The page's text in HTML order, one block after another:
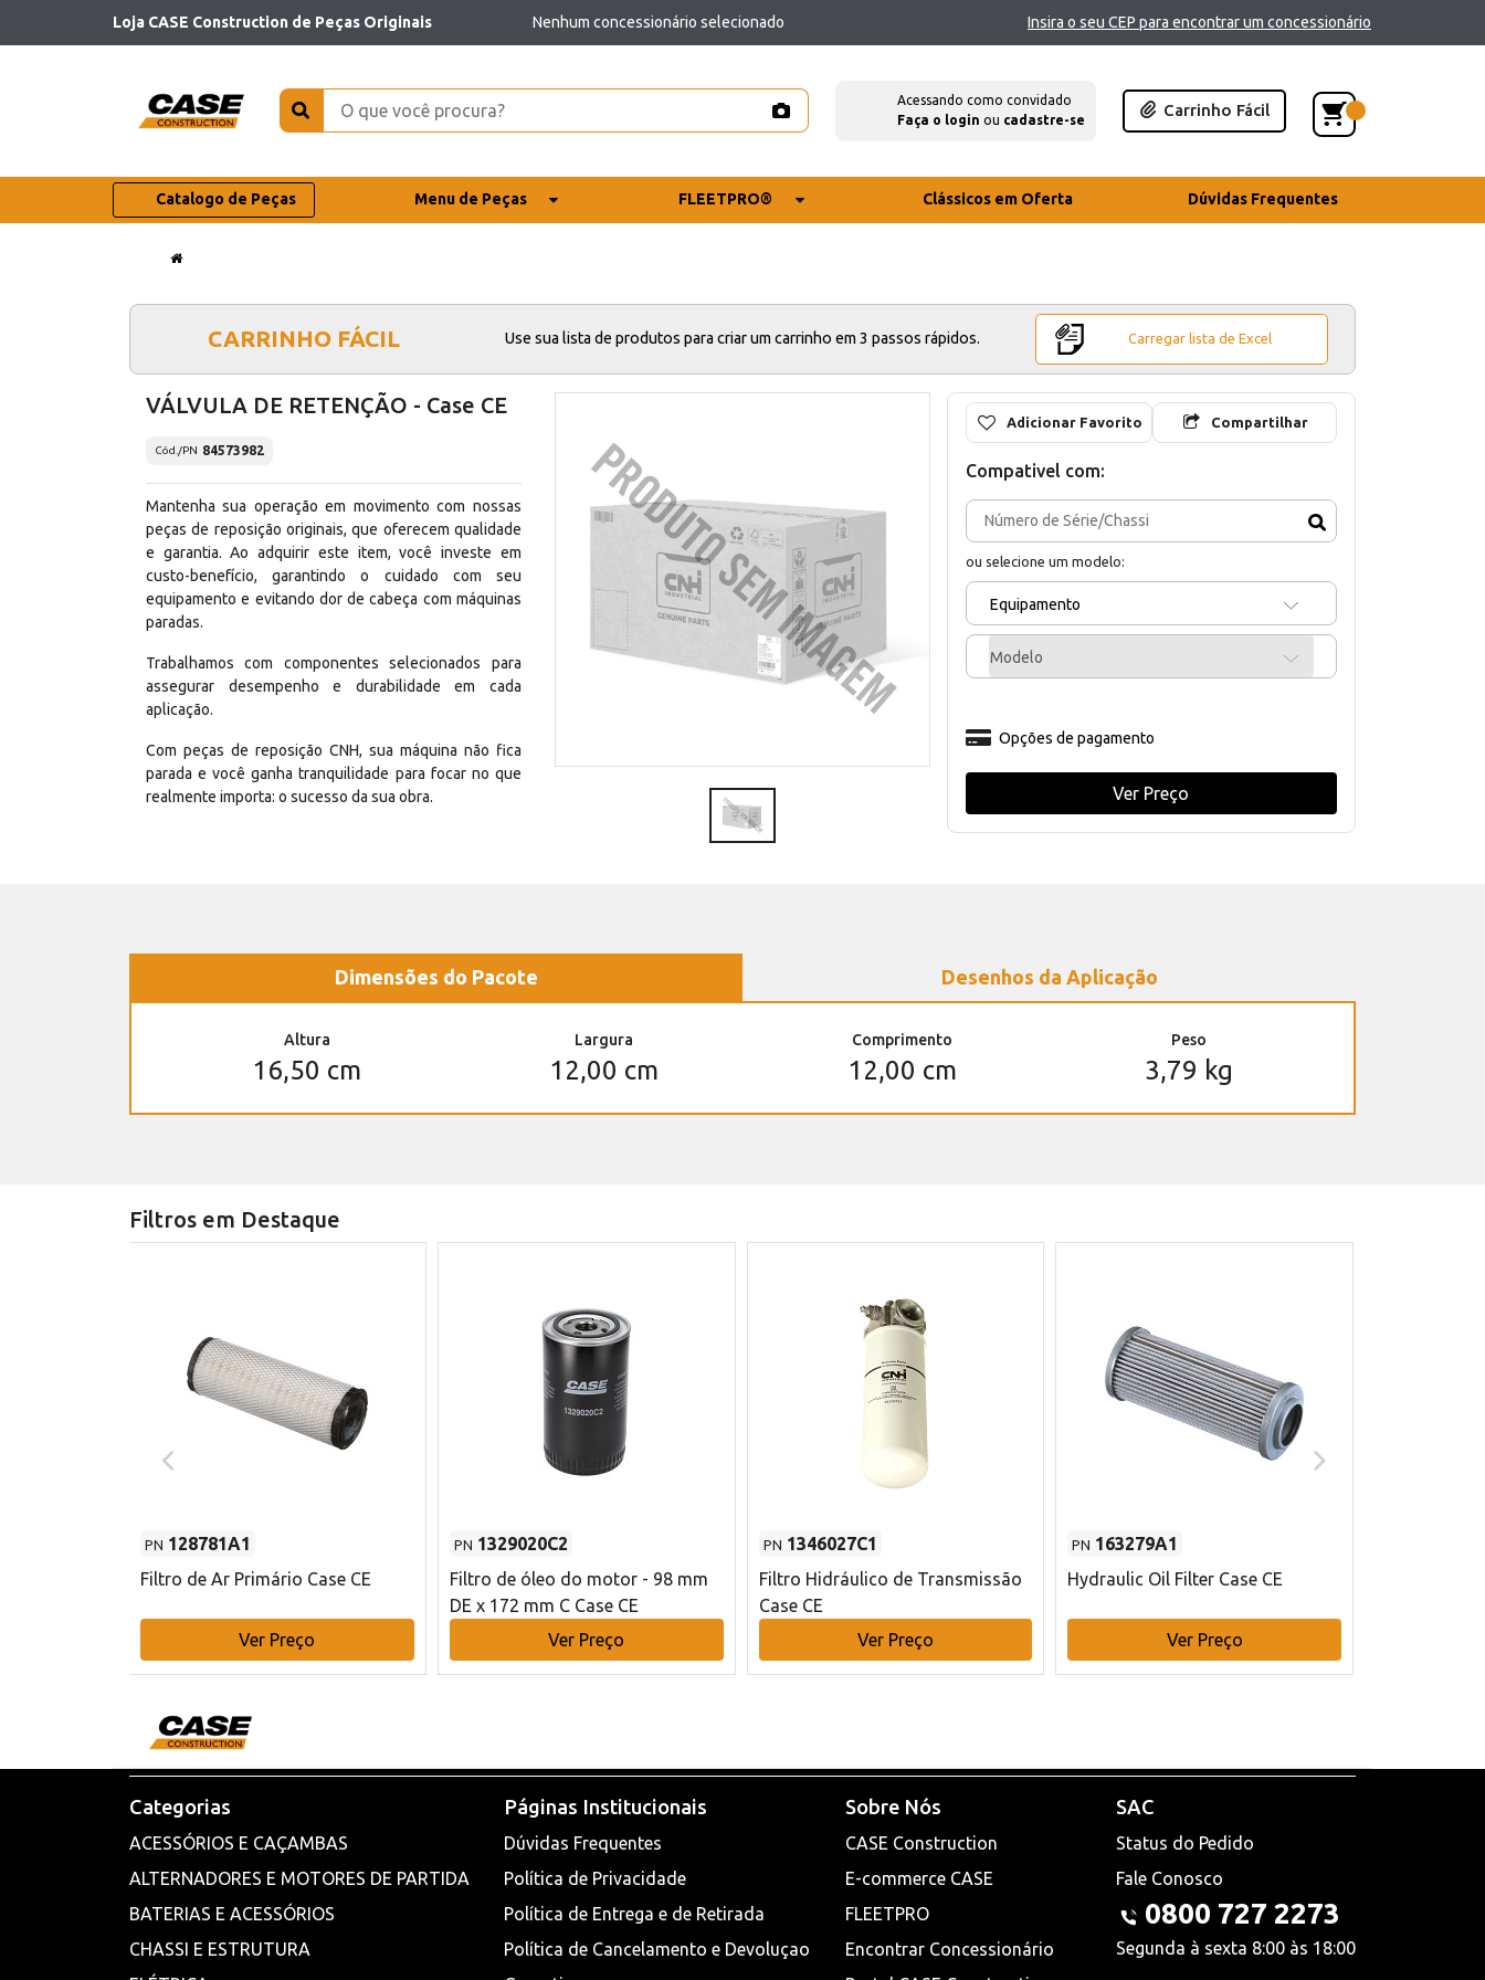
Loja CASE Construction de Peças Originais Nenhum concessionário selecionado Insira o seu CEP para encontrar um concessionário
Acessando como convidado
Faça o login ou cadastre-se
Carrinho Fácil
Catalogo de Peças Menu de Peças FLEETPRO® Clássicos em Oferta Dúvidas Frequentes
CARRINHO FÁCIL Use sua lista de produtos para criar um carrinho em 3 passos rápidos. Carregar lista de Excel
VÁLVULA DE RETENÇÃO - Case CE
Cód./PN 84573982
Mantenha sua operação em movimento com nossas
peças de reposição originais, que oferecem qualidade
e garantia. Ao adquirir este item, você investe em
custo-benefício, garantindo o cuidado com seu
equipamento e evitando dor de cabeça com máquinas
paradas.
Trabalhamos com componentes selecionados para
assegurar desempenho e durabilidade em cada
aplicação.
Com peças de reposição CNH, sua máquina não fica
parada e você ganha tranquilidade para focar no que
realmente importa: o sucesso da sua obra.
Adicionar Favorito Compartilhar
Compativel com:
ou selecione um modelo:
Equipamento
Modelo
Opções de pagamento
Ver Preço
Dimensões do Pacote Desenhos da Aplicação
Altura
16,50 cm
Largura
12,00 cm
Comprimento
12,00 cm
Peso
3,79 kg
Filtros em Destaque
PN 128781A1
Filtro de Ar Primário Case CE
Ver Preço
PN 1329020C2
Filtro de óleo do motor - 98 mm
DE x 172 mm C Case CE
Ver Preço
PN 1346027C1
Filtro Hidráulico de Transmissão
Case CE
Ver Preço
PN 163279A1
Hydraulic Oil Filter Case CE
Ver Preço
Categorias
ACESSÓRIOS E CAÇAMBAS
ALTERNADORES E MOTORES DE PARTIDA
BATERIAS E ACESSÓRIOS
CHASSI E ESTRUTURA
Páginas Institucionais
Dúvidas Frequentes
Política de Privacidade
Política de Entrega e de Retirada
Política de Cancelamento e Devoluçao
Sobre Nós
CASE Construction
E-commerce CASE
FLEETPRO
Encontrar Concessionário
SAC
Status do Pedido
Fale Conosco
0800 727 2273
Segunda à sexta 8:00 às 18:00